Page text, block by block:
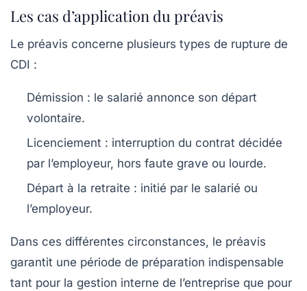
Les cas d’application du préavis
Le préavis concerne plusieurs types de rupture de
CDI :
Démission : le salarié annonce son départ
volontaire.
Licenciement : interruption du contrat décidée
par l’employeur, hors faute grave ou lourde.
Départ à la retraite : initié par le salarié ou
l’employeur.
Dans ces différentes circonstances, le préavis
garantit une période de préparation indispensable
tant pour la gestion interne de l’entreprise que pour